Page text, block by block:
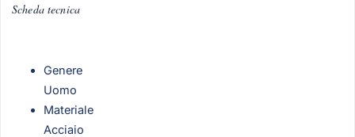
Scheda tecnica
Genere
Uomo
Materiale
Acciaio